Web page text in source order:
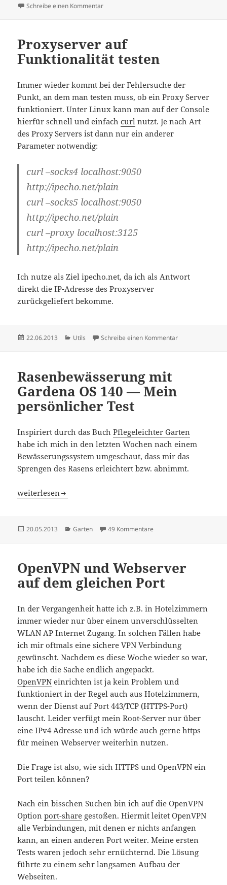
am
Schreibe einen Kommentarzu DHL, Amazon Prime und der
Proxyserver auf
Funktionalität testen
Immer wieder kommt bei der Fehlersuche der
Punkt, an dem man testen muss, ob ein Proxy Server
funktioniert. Unter Linux kann man auf der Console
hierfür schnell und einfachcurl nutzt. Je nach Art
des Proxy Servers ist dann nur ein anderer
Parameter notwendig:
curl –socks4 localhost:9050
http://ipecho.net/plain
curl –socks5 localhost:9050
http://ipecho.net/plain
curl –proxy localhost:3125
http://ipecho.net/plain
Ich nutze als Ziel ipecho.net, da ich als Antwort
direkt die IP-Adresse des Proxyserver
zurückgeliefert bekomme.
Veröffentlicht
22.06.2013 Kategorien
Utils Schreibe einen Kommentarzu Proxyserver
Rasenbewässerung mit
Gardena OS 140 — Mein
persönlicher Test
Inspiriert durch das BuchPflegeleichter Garten
habe ich mich in den letzten Wochen nach einem
Bewässerungssystem umgeschaut, dass mir das
Sprengen des Rasens erleichtert bzw. abnimmt.
Rasenbewässerung mit Gardena OS 140 — Mein
weiterlesen
Veröffentlicht
20.05.2013 Kategorien
Garten 49 Kommentare
OpenVPN und Webserver
auf dem gleichen Port
In der Vergangenheit hatte ich z.B. in Hotelzimmern
immer wieder nur über einem unverschlüsselten
WLAN AP Internet Zugang. In solchen Fällen habe
ich mir oftmals eine sichere VPN Verbindung
gewünscht. Nachdem es diese Woche wieder so war,
habe ich die Sache endlich angepackt.
OpenVPN einrichten ist ja kein Problem und
funktioniert in der Regel auch aus Hotelzimmern,
wenn der Dienst auf Port 443/TCP (HTTPS-Port)
lauscht. Leider verfügt mein Root-Server nur über
eine IPv4 Adresse und ich würde auch gerne https
für meinen Webserver weiterhin nutzen.
Die Frage ist also, wie sich HTTPS und OpenVPN ein
Port teilen können?
Nach ein bisschen Suchen bin ich auf die OpenVPN
Optionport-share gestoßen. Hiermit leitet OpenVPN
alle Verbindungen, mit denen er nichts anfangen
kann, an einen anderen Port weiter. Meine ersten
Tests waren jedoch sehr ernüchternd. Die Lösung
führte zu einem sehr langsamen Aufbau der
Webseiten.